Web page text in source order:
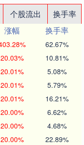
个股流出
换手率
涨幅
换手率
62.67%
20.03% 10.81%
20.01% 5.08%
20.01% 5.79%
20.01% 16.21%
20.00% 6.62%
20.00% 4.68%
20.00% 22.89%